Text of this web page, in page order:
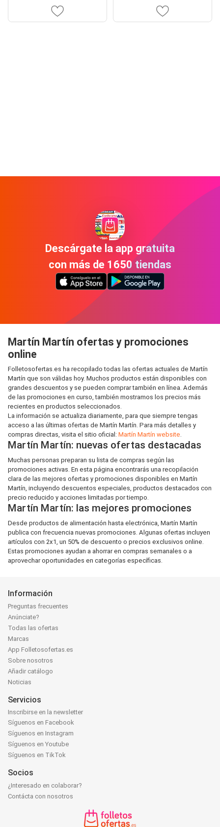
Descárgate la app gratuita
con más de 1650 tiendas
Martín Martín ofertas y promociones
online
Folletosofertas.es ha recopilado todas las ofertas actuales de Martín
Martín que son válidas hoy. Muchos productos están disponibles con
grandes descuentos y se pueden comprar también en línea. Además
de las promociones en curso, también mostramos los precios más
recientes en productos seleccionados.
La información se actualiza diariamente, para que siempre tengas
acceso a las últimas ofertas de Martín Martín. Para más detalles y
compras directas, visita el sitio oficial: Martín Martín website.
Martín Martín: nuevas ofertas destacadas
Muchas personas preparan su lista de compras según las
promociones activas. En esta página encontrarás una recopilación
clara de las mejores ofertas y promociones disponibles en Martín
Martín, incluyendo descuentos especiales, productos destacados con
precio reducido y acciones limitadas por tiempo.
Martín Martín: las mejores promociones
Desde productos de alimentación hasta electrónica, Martín Martín
publica con frecuencia nuevas promociones. Algunas ofertas incluyen
artículos con 2x1, un 50% de descuento o precios exclusivos online.
Estas promociones ayudan a ahorrar en compras semanales o a
aprovechar oportunidades en categorías específicas.
Información
Preguntas frecuentes
Anúnciate?
Todas las ofertas
Marcas
App Folletosofertas.es
Sobre nosotros
Añadir catálogo
Noticias
Servicios
Inscribirse en la newsletter
Síguenos en Facebook
Síguenos en Instagram
Síguenos en Youtube
Síguenos en TikTok
Socios
¿Interesado en colaborar?
Contácta con nosotros